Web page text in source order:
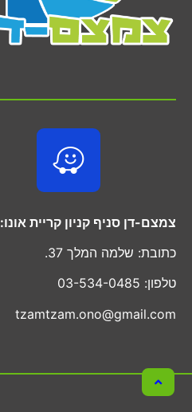
צמצם-דן סניף קניון קריית אונו:
כתובת: שלמה המלך 37.
טלפון: 03-534-0485
tzamtzam.ono@gmail.com